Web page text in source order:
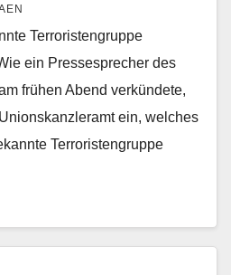
Terroristengruppe
ein Pressesprecher des
frühen Abend verkündete,
ein, welches
Terroristengruppe